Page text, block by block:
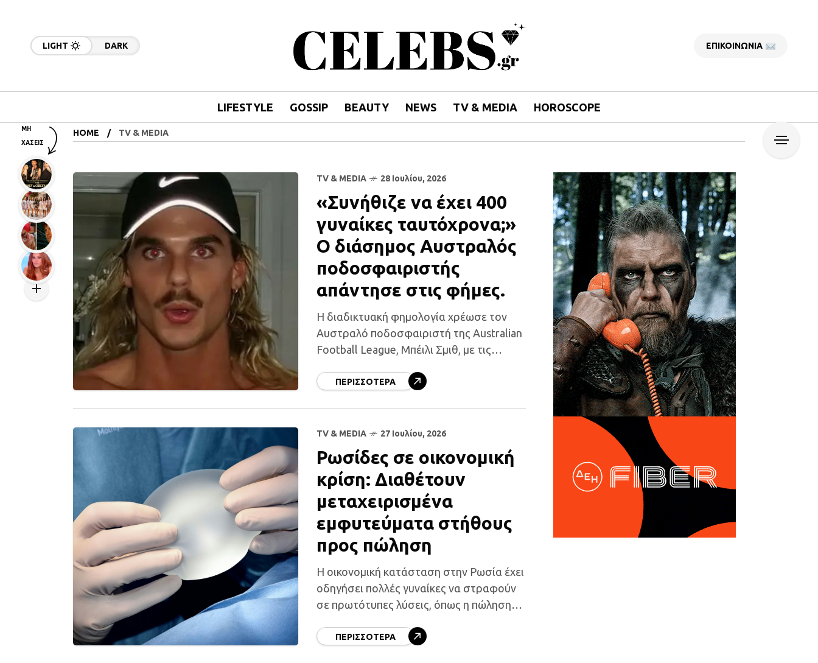
LIGHT DARK ΕΠΙΚΟΙΝΩΝΙΑ
LIFESTYLE GOSSIP BEAUTY NEWS TV & MEDIA HOROSCOPE
HOME TV & MEDIA
TV & MEDIA 28 Ιουλίου, 2026
«Συνήθιζε να έχει 400
γυναίκες ταυτόχρονα;»
Ο διάσημος Αυστραλός
ποδοσφαιριστής
απάντησε στις φήμες.
Η διαδικτυακή φημολογία χρέωσε τον
Αυστραλό ποδοσφαιριστή της Australian
Football League, Μπέιλι Σμιθ, με τις
πραγματικότητα είναι πολύ διαφορετική.
ΠΕΡΙΣΣΌΤΕΡΑ
TV & MEDIA 27 Ιουλίου, 2026
Ρωσίδες σε οικονομική
κρίση: Διαθέτουν
μεταχειρισμένα
εμφυτεύματα στήθους
προς πώληση
Η οικονομική κατάσταση στην Ρωσία έχει
οδηγήσει πολλές γυναίκες να στραφούν
σε πρωτότυπες λύσεις, όπως η πώληση
σιλικόνης μέσω διαδικτύου, προκειμένου
ΠΕΡΙΣΣΌΤΕΡΑ
ΜΗ
ΧΑΣΕΙΣ